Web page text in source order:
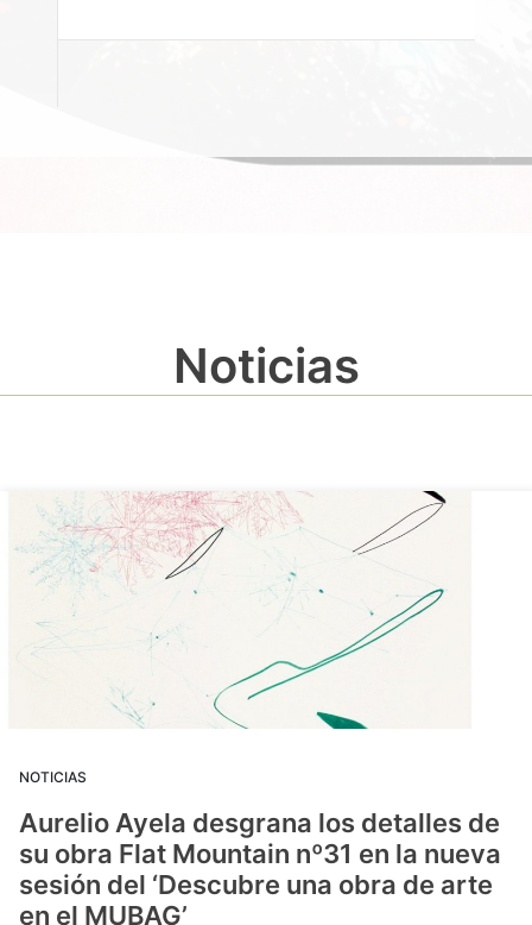
Noticias
NOTICIAS
Aurelio Ayela desgrana los detalles de
su obra Flat Mountain nº31 en la nueva
sesión del ‘Descubre una obra de arte
en el MUBAG’